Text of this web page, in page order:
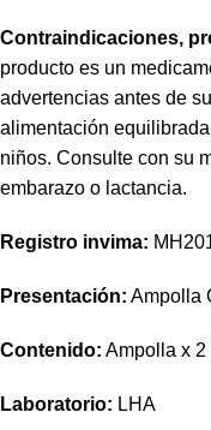
Contraindicaciones,
producto es un
advertencias antes de
alimentación
niños. Consulte con su
embarazo o lactancia.
Registro invima:
Presentación: Ampolla
Contenido: Ampolla x 2
Laboratorio: LHA